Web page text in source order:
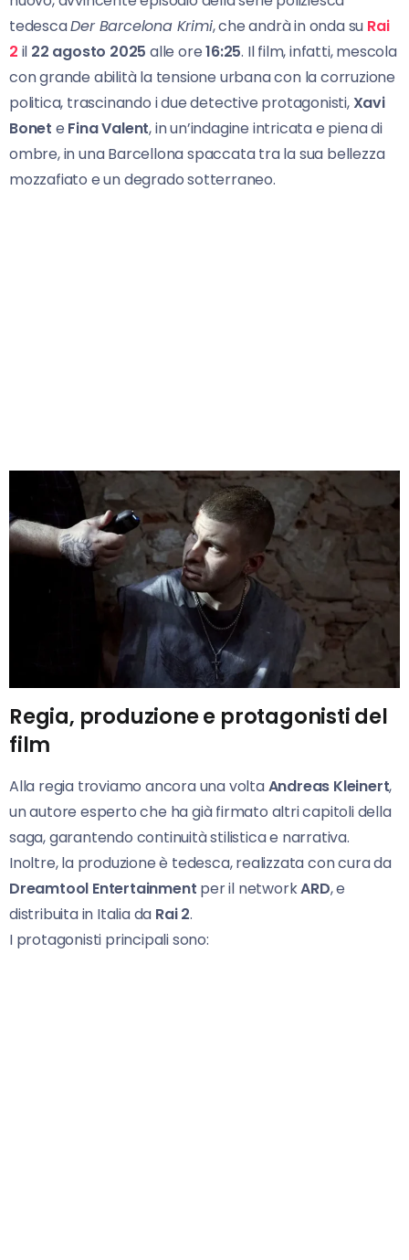
tedescaDer Barcelona Krimi, che andrà in onda su Rai
2 il 22 agosto 2025 alle ore16:25. Il film, infatti, mescola
con grande abilità la tensione urbana con la corruzione
politica, trascinando i due detective protagonisti, Xavi
Bonet e Fina Valent, in un’indagine intricata e piena di
ombre, in una Barcellona spaccata tra la sua bellezza
mozzafiato e un degrado sotterraneo.
Regia, produzione e protagonisti del
film
Alla regia troviamo ancora una voltaAndreas Kleinert,
un autore esperto che ha già firmato altri capitoli della
saga, garantendo continuità stilistica e narrativa.
Inoltre, la produzione è tedesca, realizzata con cura da
Dreamtool Entertainment per il networkARD, e
distribuita in Italia da Rai 2.
I protagonisti principali sono: